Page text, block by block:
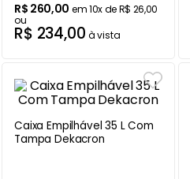
R$ 260,00 em10x deR$ 26,00
ou
R$ 234,00 à vista
Caixa Empilhável 35 L Com
Tampa Dekacron
9º Ar Condicionado
10º Mesa